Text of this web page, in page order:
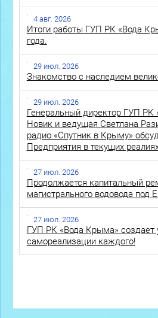
4 авг. 2026
Итоги работы ГУП РК «Вода
года.
29 июл. 2026
Знакомство с наследием
29 июл. 2026
Генеральный директор ГУП
Новик и ведущая Светлана
радио «Спутник в Крыму»
Предприятия в текущих
27 июл. 2026
Продолжается капитальный
магистрального водовода под
27 июл. 2026
ГУП РК «Вода Крыма» создает
самореализации каждого!